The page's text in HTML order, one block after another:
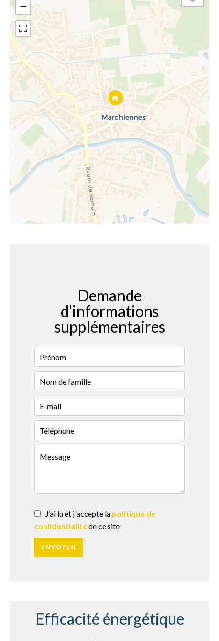
−
Demande
d'informations
supplémentaires
J’ai lu et j'accepte la politique de
confidentialitéde ce site
ENVOYER
Efficacité énergétique